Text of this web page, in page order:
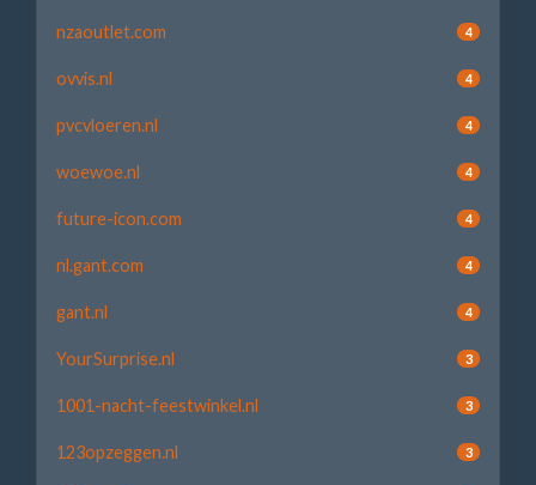
nzaoutlet.com 4
ovvis.nl 4
pvcvloeren.nl 4
woewoe.nl 4
future-icon.com 4
nl.gant.com 4
gant.nl 4
YourSurprise.nl 3
1001-nacht-feestwinkel.nl 3
123opzeggen.nl 3